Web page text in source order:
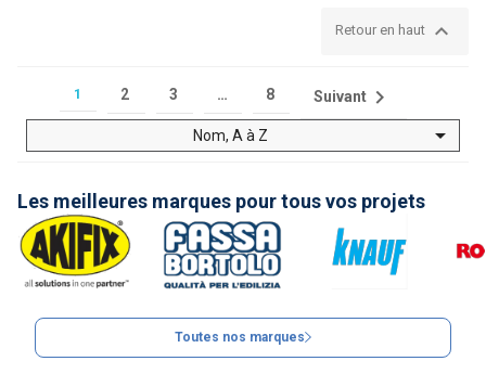
Retour en haut 
1 2 3 … 8 Suivant 
Nom, A à Z 
Les meilleures marques pour tous vos projets
Toutes nos marques